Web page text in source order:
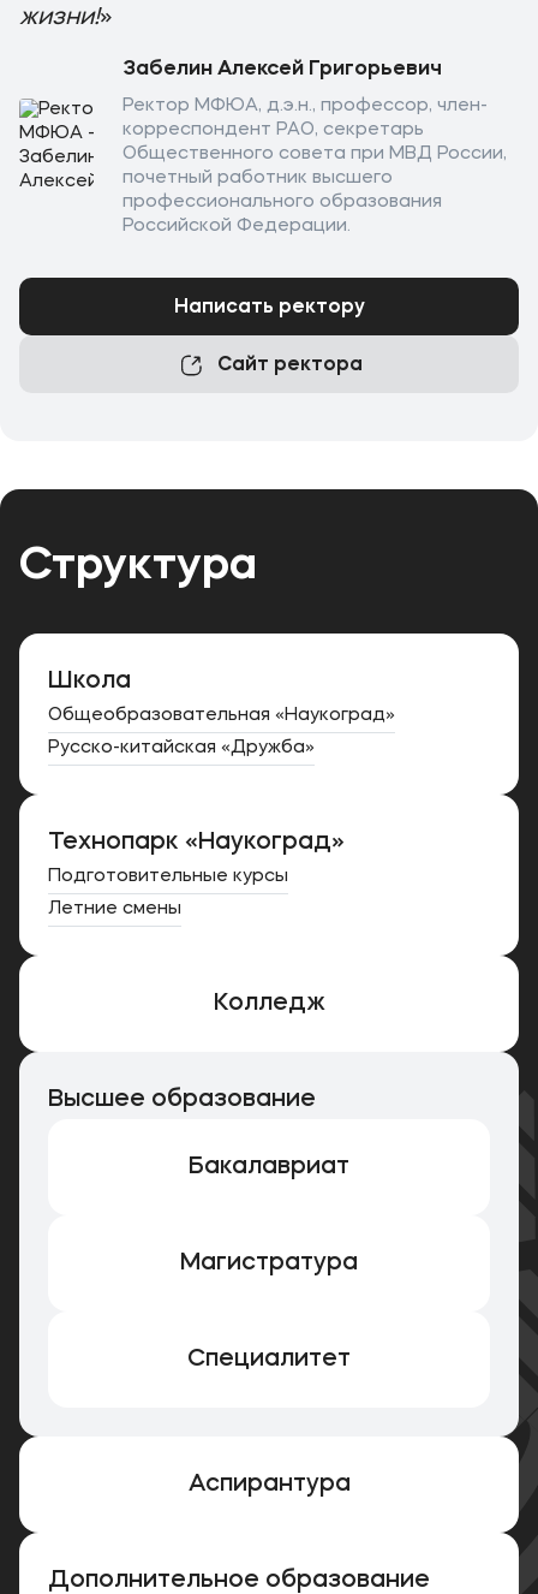
жизни!»
Забелин Алексей Григорьевич
Ректор МФЮА, д.э.н., профессор, член-
корреспондент РАО, секретарь
Общественного совета при МВД России,
почетный работник высшего
профессионального образования
Российской Федерации.
Написать ректору
Сайт ректора
Структура
Школа
Общеобразовательная «Наукоград»
Русско-китайская «Дружба»
Технопарк «Наукоград»
Подготовительные курсы
Летние смены
Колледж
Высшее образование
Бакалавриат
Магистратура
Специалитет
Аспирантура
Дополнительное образование